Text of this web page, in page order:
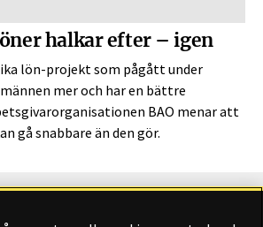
halkar efter – igen
lön-projekt som pågått under
mer och har en bättre
BAO menar att
gå snabbare än den gör.